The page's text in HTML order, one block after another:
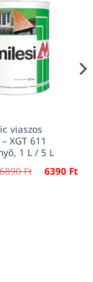
viaszos
XGT 611
1 L / 5 L
Ft Original
price
6390 Ft